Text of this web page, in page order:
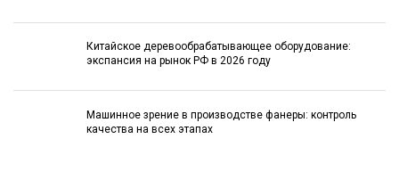
Китайское деревообрабатывающее оборудование:
экспансия на рынок РФ в 2026 году
Машинное зрение в производстве фанеры: контроль
качества на всех этапах